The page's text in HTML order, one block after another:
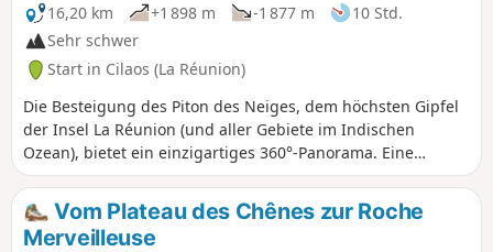
16,20 km
+1 898 m -1 877 m
10 Std.
Sehr schwer
Start in Cilaos (La Réunion)
Die Besteigung des Piton des Neiges, dem höchsten Gipfel
der Insel La Réunion (und aller Gebiete im Indischen
Ozean), bietet ein einzigartiges 360°-Panorama. Eine
beliebte Wanderung, für die wir einen weniger
begangenen Abstieg vorschlagen.
Vom Plateau des Chênes zur Roche
Merveilleuse